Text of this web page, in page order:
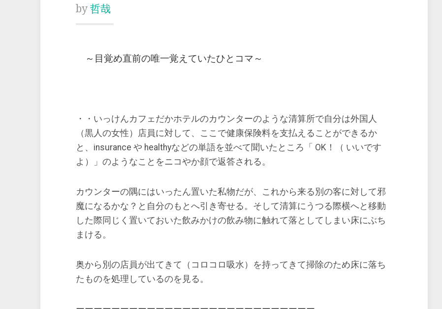
by 哲哉
～目覚め直前の唯一覚えていたひとコマ～
・・いっけんカフェだかホテルのカウンターのような清算所で自分は外国人
（黒人の女性）店員に対して、ここで健康保険料を支払えることができるか
と、insurance や healthyなどの単語を並べて聞いたところ「 OK！（ いいです
よ）」のようなことをニコやか顔で返答される。
カウンターの隅にはいったん置いた私物だが、これから来る別の客に対して邪
魔になるかな？と自分のもとへ引き寄せる。そして清算にうつる際横へと移動
した際同じく置いておいた飲みかけの飲み物に触れて落としてしまい床にぶち
まける。
奥から別の店員が出てきて（コロコロ吸水）を持ってきて掃除のため床に落ち
たものを処理しているのを見る。